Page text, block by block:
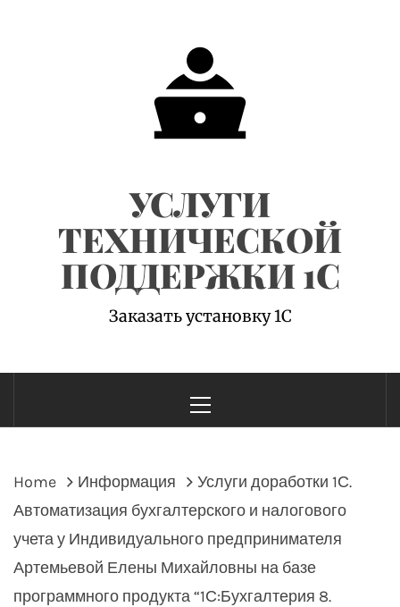
УСЛУГИ
ТЕХНИЧЕСКОЙ
ПОДДЕРЖКИ 1С
Заказать установку 1С
Menu
Home Информация
Услуги доработки 1С.
Автоматизация бухгалтерского и налогового
учета у Индивидуального предпринимателя
Артемьевой Елены Михайловны на базе
программного продукта “1С:Бухгалтерия 8.